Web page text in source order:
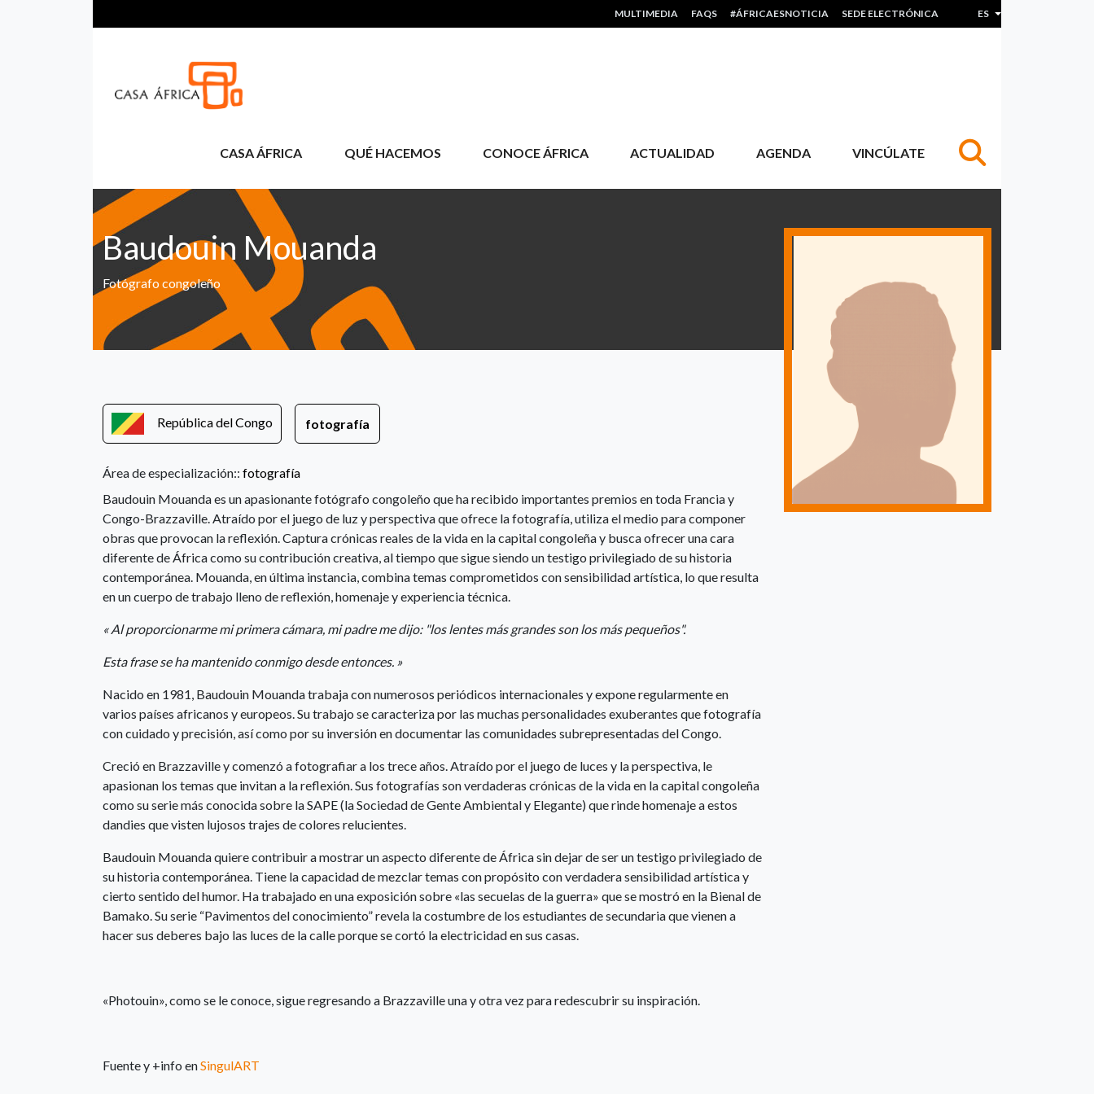
HEADER MENU
MULTIMEDIA FAQS #ÁFRICAESNOTICIA SEDE ELECTRÓNICA ES Lista adicional de
CASA ÁFRICA QUÉ HACEMOS CONOCE ÁFRICA ACTUALIDAD AGENDA VINCÚLATE
Baudouin Mouanda
Fotógrafo congoleño
República del Congo fotografía
Área de especialización:: fotografía
Baudouin Mouanda es un apasionante fotógrafo congoleño que ha recibido importantes premios en toda Francia y
Congo-Brazzaville. Atraído por el juego de luz y perspectiva que ofrece la fotografía, utiliza el medio para componer
obras que provocan la reflexión. Captura crónicas reales de la vida en la capital congoleña y busca ofrecer una cara
diferente de África como su contribución creativa, al tiempo que sigue siendo un testigo privilegiado de su historia
contemporánea. Mouanda, en última instancia, combina temas comprometidos con sensibilidad artística, lo que resulta
en un cuerpo de trabajo lleno de reflexión, homenaje y experiencia técnica.
« Al proporcionarme mi primera cámara, mi padre me dijo: "los lentes más grandes son los más pequeños".
Esta frase se ha mantenido conmigo desde entonces. »
Nacido en 1981, Baudouin Mouanda trabaja con numerosos periódicos internacionales y expone regularmente en
varios países africanos y europeos. Su trabajo se caracteriza por las muchas personalidades exuberantes que fotografía
con cuidado y precisión, así como por su inversión en documentar las comunidades subrepresentadas del Congo.
Creció en Brazzaville y comenzó a fotografiar a los trece años. Atraído por el juego de luces y la perspectiva, le
apasionan los temas que invitan a la reflexión. Sus fotografías son verdaderas crónicas de la vida en la capital congoleña
como su serie más conocida sobre la SAPE (la Sociedad de Gente Ambiental y Elegante) que rinde homenaje a estos
dandies que visten lujosos trajes de colores relucientes.
Baudouin Mouanda quiere contribuir a mostrar un aspecto diferente de África sin dejar de ser un testigo privilegiado de
su historia contemporánea. Tiene la capacidad de mezclar temas con propósito con verdadera sensibilidad artística y
cierto sentido del humor. Ha trabajado en una exposición sobre «las secuelas de la guerra» que se mostró en la Bienal de
Bamako. Su serie “Pavimentos del conocimiento” revela la costumbre de los estudiantes de secundaria que vienen a
hacer sus deberes bajo las luces de la calle porque se cortó la electricidad en sus casas.
«Photouin», como se le conoce, sigue regresando a Brazzaville una y otra vez para redescubrir su inspiración.
Fuente y +info enSingulART